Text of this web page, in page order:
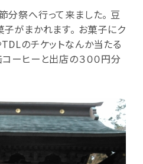
分祭へ行って来ました。 豆
子がまかれます。 お菓子にク
のチケットなんか当たる
ーヒーと出店の３００円分